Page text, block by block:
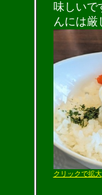
味しいで
んには厳
クリックで拡大